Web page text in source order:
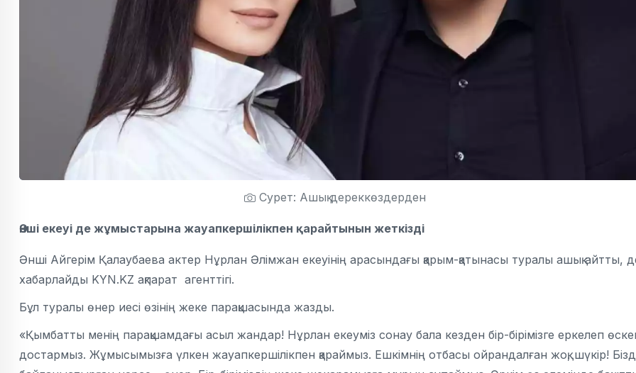
Сурет: Ашық дереккөздерден
Әнші екеуі де жұмыстарына жауапкершілікпен қарайтынын жеткізді
Әнші Айгерім Қалаубаева актер Нұрлан Әлімжан екеуінің арасындағы қарым-қатынасы туралы ашық айтты,
хабарлайды KYN.KZ ақпарат агенттігі.
Бұл туралы өнер иесі өзінің жеке парақшасында жазды.
«Қымбатты менің парақшамдағы асыл жандар! Нұрлан екеуміз сонау бала кезден бір-бірімізге еркелеп
достармыз. Жұмысымызға үлкен жауапкершілікпен қараймыз. Ешкімнің отбасы ойрандалған жоқ, шүкір!